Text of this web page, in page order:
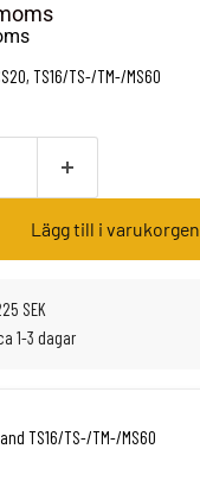
TS16/TS-/TM-/MS60
Lägg till i varukorgen
SEK
1-3 dagar
and TS16/TS-/TM-/MS60